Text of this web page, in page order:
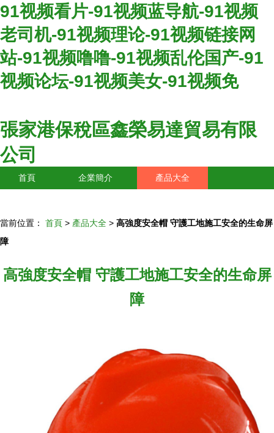
91视频看片-91视频蓝导航-91视频
老司机-91视频理论-91视频链接网
站-91视频噜噜-91视频乱伦国产-91
视频论坛-91视频美女-91视频免
張家港保稅區鑫榮易達貿易有限
公司
首頁 企業簡介 產品大全
當前位置： 首頁 > 產品大全 > 高強度安全帽 守護工地施工安全的生命屏
障
高強度安全帽 守護工地施工安全的生命屏
障